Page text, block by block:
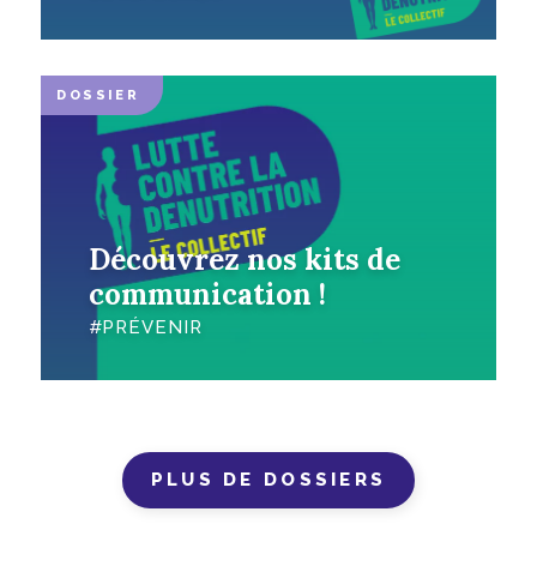
DOSSIER
Découvrez nos kits de
communication !
PRÉVENIR
PLUS DE DOSSIERS